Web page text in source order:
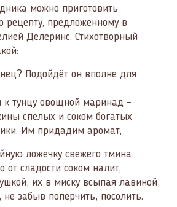
можно приготовить
рецепту, предложенному в
Делеринс. Стихотворный
Подойдёт он вполне для
к тунцу овощной маринад –
спелых и соком богатых
Им придадим аромат,
ложечку свежего тмина,
от сладости соком налит,
их в миску всыпая лавиной,
забыв поперчить, посолить.